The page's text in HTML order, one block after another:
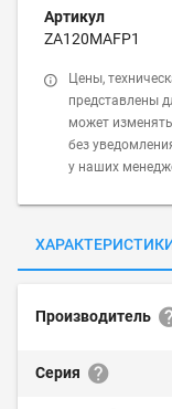
Артикул
ZA120MAFP1
Цены,
представлены
может
без
у наших
Производитель
Серия